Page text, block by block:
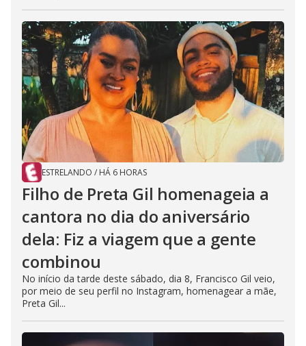
ESTRELANDO / HÁ 6 HORAS
Filho de Preta Gil homenageia a
cantora no dia do aniversário
dela: Fiz a viagem que a gente
combinou
No início da tarde deste sábado, dia 8, Francisco Gil veio,
por meio de seu perfil no Instagram, homenagear a mãe,
Preta Gil...